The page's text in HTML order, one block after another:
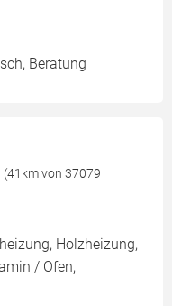
Beratung
(41km von 37079
Holzheizung,
/ Ofen,